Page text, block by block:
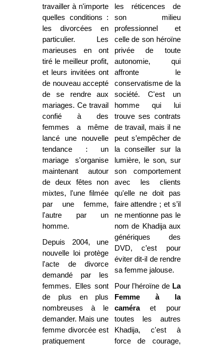
travailler à n'importe
quelles conditions :
les divorcées en
particulier. Les
marieuses en ont
tiré le meilleur profit,
et leurs invitées ont
de nouveau accepté
de se rendre aux
mariages. Ce travail
confié à des
femmes a même
lancé une nouvelle
tendance : un
mariage s'organise
maintenant autour
de deux fêtes non
mixtes, l'une filmée
par une femme,
l'autre par un
homme.
Depuis 2004, une
nouvelle loi protège
l'acte de divorce
demandé par les
femmes. Elles sont
de plus en plus
nombreuses à le
demander. Mais une
femme divorcée est
pratiquement
les réticences de
son milieu
professionnel et
celle de son héroïne
privée de toute
autonomie, qui
affronte le
conservatisme de la
société. C'est un
homme qui lui
trouve ses contrats
de travail, mais il ne
peut s’empêcher de
la conseiller sur la
lumière, le son, sur
son comportement
avec les clients
qu'elle ne doit pas
faire attendre ; et s’il
ne mentionne pas le
nom de Khadija aux
génériques des
DVD, c’est pour
éviter dit-il de rendre
sa femme jalouse.
Pour l'héroïne de La
Femme à la
caméraet pour
toutes les autres
Khadija, c'est à
force de courage,